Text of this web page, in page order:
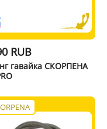
RUB
гавайка СКОРПЕНА